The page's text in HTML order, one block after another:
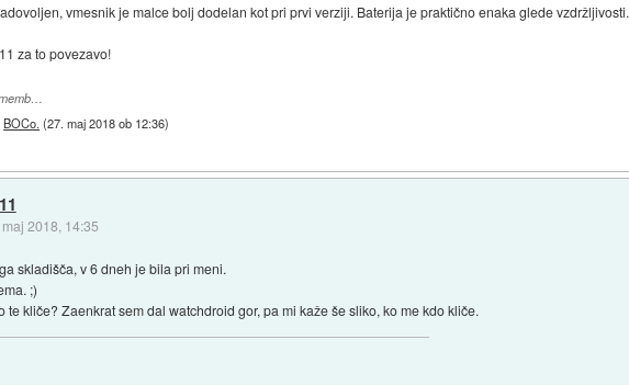
vmesnik je malce bolj dodelan kot pri prvi verziji. Baterija je praktično enaka glede vzdržljivosti.
za to povezavo!
BOCo. (27. maj 2018 ob 12:36)
2018, 14:35
skladišča, v 6 dneh je bila pri meni.
;)
te kliče? Zaenkrat sem dal watchdroid gor, pa mi kaže še sliko, ko me kdo kliče.